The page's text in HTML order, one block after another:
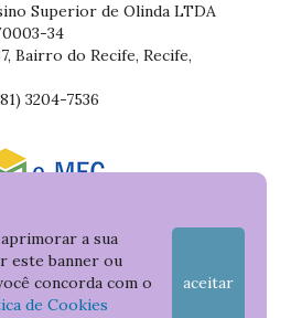
a sua
este banner ou
concorda com o
de Cookies
aceitar
Superior de Olinda LTDA
0003-34
Bairro do Recife, Recife,
3204-7536
Instituição no Sistema do e-MEC